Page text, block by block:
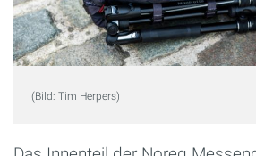
(Bild: Tim Herpers)